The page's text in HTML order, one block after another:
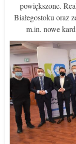
powiększone.
Białegostoku oraz
m.in. nowe